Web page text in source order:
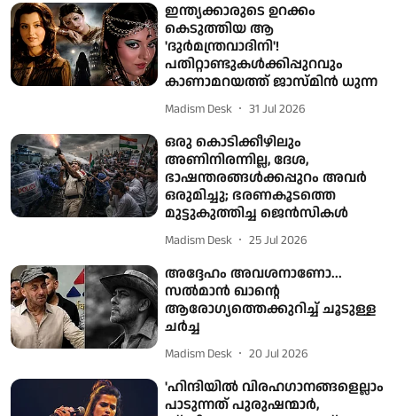
ഇന്ത്യക്കാരുടെ ഉറക്കം
കെടുത്തിയ ആ
'ദുർമന്ത്രവാദിനി'!
പതിറ്റാണ്ടുകൾക്കിപ്പുറവും
കാണാമറയത്ത് ജാസ്‌മിൻ ധുന്ന
Madism Desk 31 Jul 2026
ഒരു കൊടിക്കീഴിലും
അണിനിരന്നില്ല, ദേശ,
ഭാഷന്തരങ്ങള്‍ക്കപ്പുറം അവര്‍
ഒരുമിച്ചു; ഭരണകൂടത്തെ
മുട്ടുകുത്തിച്ച ജെന്‍സികള്‍
Madism Desk 25 Jul 2026
അദ്ദേഹം അവശനാണോ...
സല്‍മാന്‍ ഖാന്റെ
ആരോഗ്യത്തെക്കുറിച്ച് ചൂടുള്ള
ചര്‍ച്ച
Madism Desk 20 Jul 2026
'ഹിന്ദിയിൽ വിരഹഗാനങ്ങളെല്ലാം
പാടുന്നത് പുരുഷന്മാർ,